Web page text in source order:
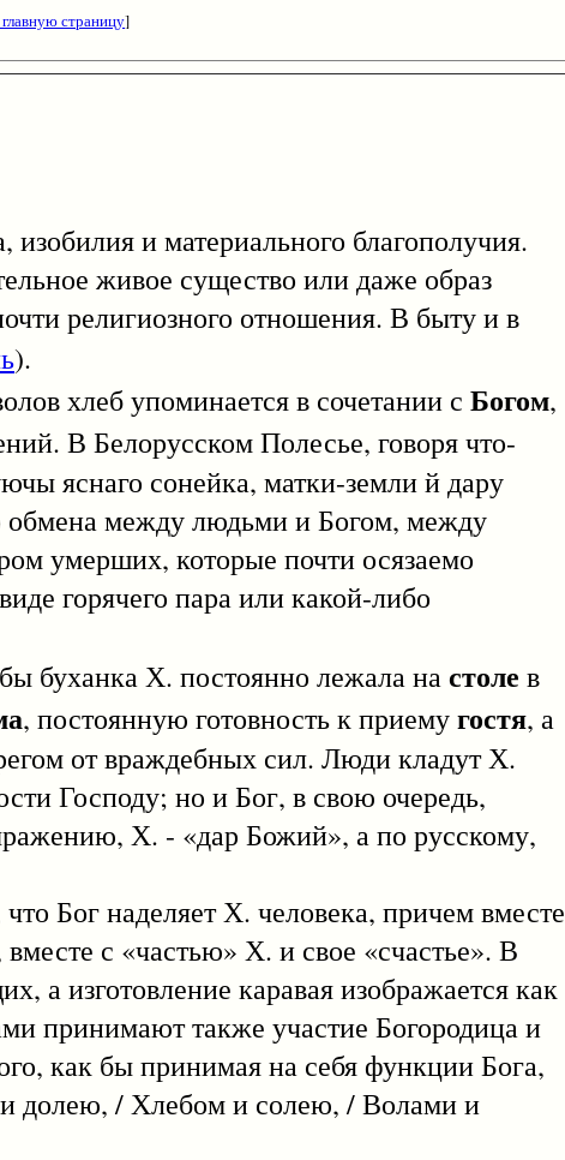
страницу]
и материального благополучия.
живое существо или даже образ
религиозного отношения. В быту и в
).
хлеб упоминается в сочетании с Богом,
В Белорусском Полесье, говоря что-
яснаго сонейка, матки-земли й дару
обмена между людьми и Богом, между
умерших, которые почти осязаемо
горячего пара или какой-либо
Х. постоянно лежала настоле в
, постоянную готовность к приемугостя, а
от враждебных сил. Люди кладут Х.
Господу; но и Бог, в свою очередь,
Х. - «дар Божий», а по русскому,
Бог наделяет Х. человека, причем вместе
с «частью» Х. и свое «счастье». В
а изготовление каравая изображается как
принимают также участие Богородица и
как бы принимая на себя функции Бога,
долею, / Хлебом и солею, / Волами и